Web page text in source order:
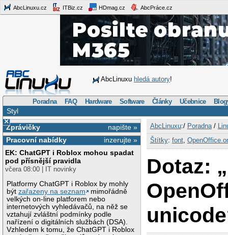
AbcLinuxu.cz ITBiz.cz HDmag.cz AbcPráce.cz
AbcLinuxu hledá autory!
Poradna FAQ Hardware Software Články Učebnice
Styl
×
napište »
Zprávičky
inzerujte »
Pracovní nabídky
EK: ChatGPT i Roblox mohou spadat
pod přísnější pravidla
včera 08:00 | IT novinky
Platformy ChatGPT i Roblox by mohly
býtzařazeny na seznam
mimořádně
velkých on-line platforem nebo
internetových vyhledávačů, na něž se
vztahují zvláštní podmínky podle
nařízení o digitálních službách (DSA).
Vzhledem k tomu, že ChatGPT i Roblox
AbcLinuxu:/ Poradna/
Štítky: font,
Dotaz: